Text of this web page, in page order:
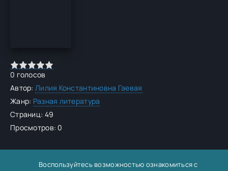
0 голосов
Автор: Лилия Константиновна Гаевая
Жанр: Разная литература
Страниц: 49
Просмотров: 0
Воспользуйтесь возможностью ознакомиться с